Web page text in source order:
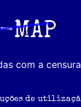
MAP
com a
de